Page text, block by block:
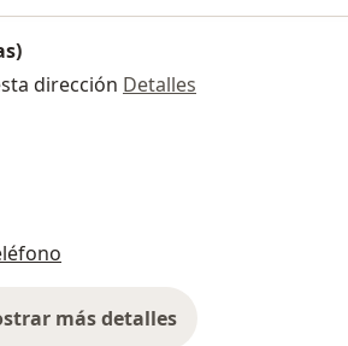
dirección Detalles
más detalles
sobre la dirección